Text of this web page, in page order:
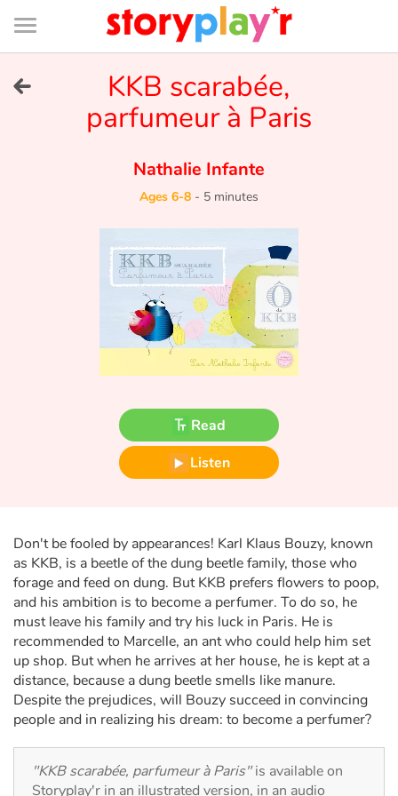
Connexion
Bibliothèque
de
page
Fable, myth, literature and poetry
Princesses and princes, kings, queens and dragons
Heroines and Heroes
Ecology, nature, seasons
The animals
Travel, epic, investigation, adventure
Around the world
KKB scarabée,
parfumeur à Paris
Nathalie Infante
Ages 6-8 - 5 minutes
Read
Listen
Don't be fooled by appearances! Karl Klaus Bouzy, known
as KKB, is a beetle of the dung beetle family, those who
forage and feed on dung. But KKB prefers flowers to poop,
and his ambition is to become a perfumer. To do so, he
must leave his family and try his luck in Paris. He is
recommended to Marcelle, an ant who could help him set
up shop. But when he arrives at her house, he is kept at a
distance, because a dung beetle smells like manure.
Despite the prejudices, will Bouzy succeed in convincing
people and in realizing his dream: to become a perfumer?
"KKB scarabée, parfumeur à Paris"is available on
Storyplay'r in an illustrated version, in an audio